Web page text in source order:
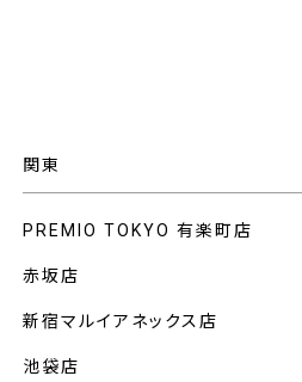
関東
PREMIO TOKYO 有楽町店
赤坂店
新宿マルイアネックス店
池袋店